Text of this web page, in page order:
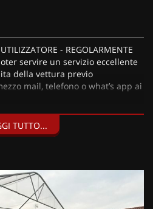
- REGOLARMENTE
servire un servizio eccellente
della vettura previo
mail, telefono o what’s app ai
a tassi agevolati (privati/ditte
TUTTO...